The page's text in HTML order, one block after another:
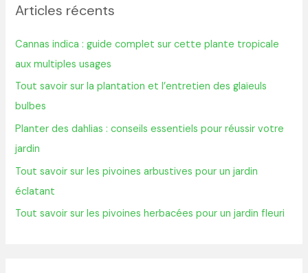
e
c
h
e
r
:
Articles récents
Cannas indica : guide complet sur cette plante tropicale
aux multiples usages
Tout savoir sur la plantation et l’entretien des glaïeuls
bulbes
Planter des dahlias : conseils essentiels pour réussir votre
jardin
Tout savoir sur les pivoines arbustives pour un jardin
éclatant
Tout savoir sur les pivoines herbacées pour un jardin fleuri